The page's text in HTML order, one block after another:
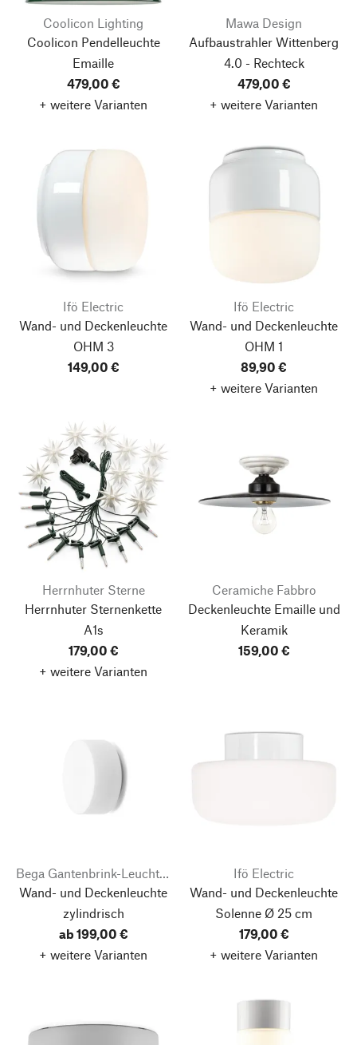
Coolicon Lighting
Coolicon Pendelleuchte
Emaille
479,00 €
+ weitere Varianten
Mawa Design
Aufbaustrahler Wittenberg
4.0 - Rechteck
479,00 €
+ weitere Varianten
Ifö Electric
Wand- und Deckenleuchte
OHM 3
149,00 €
Ifö Electric
Wand- und Deckenleuchte
OHM 1
89,90 €
+ weitere Varianten
Herrnhuter Sterne
Herrnhuter Sternenkette
A1s
179,00 €
+ weitere Varianten
Ceramiche Fabbro
Deckenleuchte Emaille und
Keramik
159,00 €
Bega Gantenbrink-Leuchten
Wand- und Deckenleuchte
zylindrisch
ab 199,00 €
+ weitere Varianten
Ifö Electric
Wand- und Deckenleuchte
Solenne Ø 25 cm
179,00 €
+ weitere Varianten